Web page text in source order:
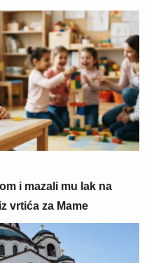
i mazali mu lak na
vrtića za Mame